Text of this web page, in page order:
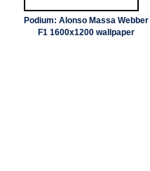
Podium: Alonso Massa Webber
F1 1600x1200 wallpaper